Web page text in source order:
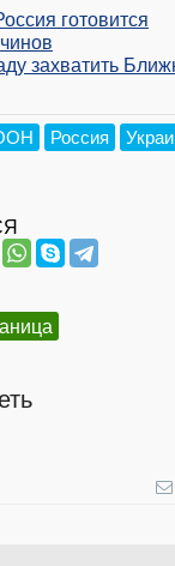
готовится
захватить
Россия